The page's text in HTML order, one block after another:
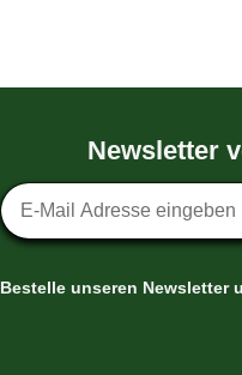
Newsletter
Newsletter-Anmeldung
Bestelle unseren Newsletter